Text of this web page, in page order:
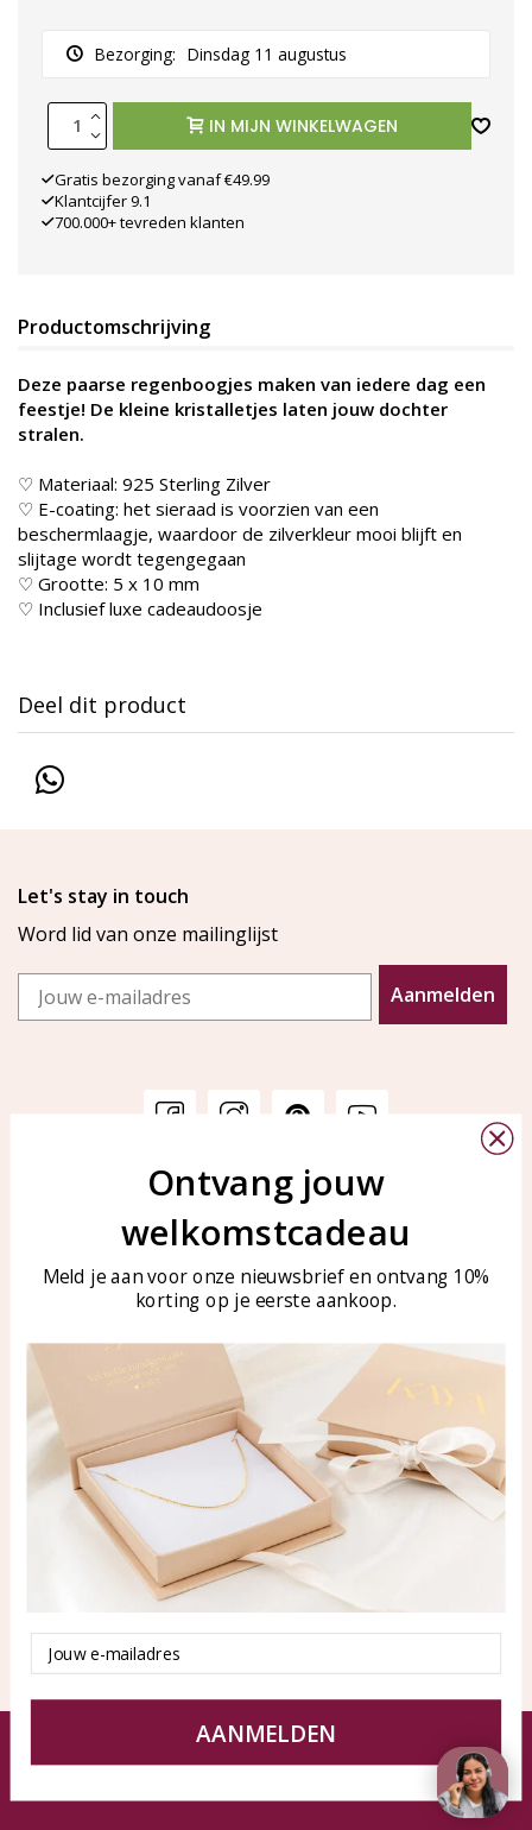
Bezorging: Dinsdag 11 augustus
IN MIJN WINKELWAGEN
Gratis bezorging vanaf €49.99
Klantcijfer 9.1
700.000+ tevreden klanten
Productomschrijving
Deze paarse regenboogjes maken van iedere dag een
feestje! De kleine kristalletjes laten jouw dochter
stralen.
♡ Materiaal: 925 Sterling Zilver
♡ E-coating: het sieraad is voorzien van een
beschermlaagje, waardoor de zilverkleur mooi blijft en
slijtage wordt tegengegaan
♡ Grootte: 5 x 10 mm
♡ Inclusief luxe cadeaudoosje
Deel dit product
Let's stay in touch
Word lid van onze mailinglijst
Email
Aanmelden
Veelgestelde vragen
Sieraden onderhouden
KAYA Sieraden
Bellen of WhatsApp Ma-Vr
tussen 09:00-17:00
Tel: 0850003187
WhatsApp: 0850003187
klantenservice@kayasierade
Producten
Alle producten
Nieuwe producten
KAYA Sieraden
Over ons
Samenwerken?
Tips en Advies
Duurzaamheid
© KAYA Sieraden
Algemene voorwaarden Disclaimer Privacy Policy Sitemap
Ontvang jouw
welkomstcadeau
Meld je aan voor onze nieuwsbrief en ontvang 10%
korting op je eerste aankoop.
Email
AANMELDEN